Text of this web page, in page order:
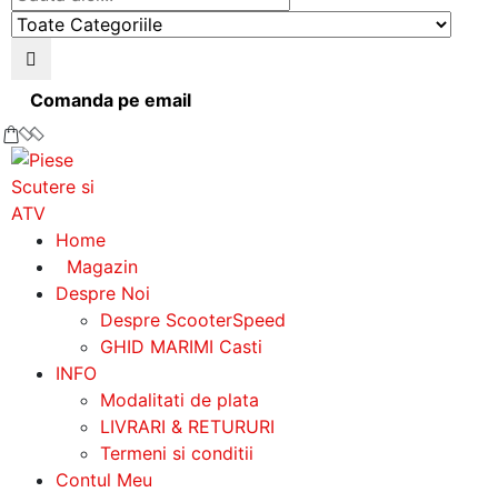
Comanda pe email
Home
Magazin
Despre Noi
Despre ScooterSpeed
GHID MARIMI Casti
INFO
Modalitati de plata
LIVRARI & RETURURI
Termeni si conditii
Contul Meu